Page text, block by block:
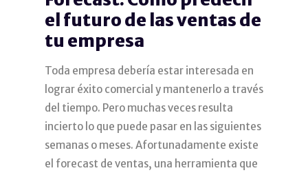
el futuro de las ventas de
tu empresa
Toda empresa debería estar interesada en
lograr éxito comercial y mantenerlo a través
del tiempo. Pero muchas veces resulta
incierto lo que puede pasar en las siguientes
semanas o meses. Afortunadamente existe
el forecast de ventas, una herramienta que